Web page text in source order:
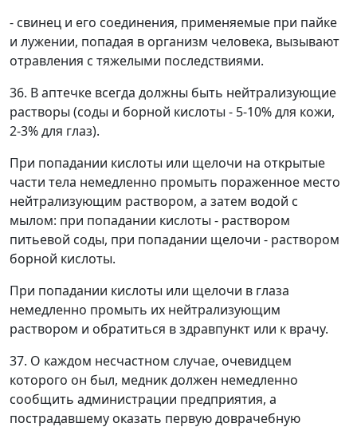
- свинец и его соединения, применяемые при пайке
и лужении, попадая в организм человека, вызывают
отравления с тяжелыми последствиями.
36. В аптечке всегда должны быть нейтрализующие
растворы (соды и борной кислоты - 5-10% для кожи,
2-3% для глаз).
При попадании кислоты или щелочи на открытые
части тела немедленно промыть пораженное место
нейтрализующим раствором, а затем водой с
мылом: при попадании кислоты - раствором
питьевой соды, при попадании щелочи - раствором
борной кислоты.
При попадании кислоты или щелочи в глаза
немедленно промыть их нейтрализующим
раствором и обратиться в здравпункт или к врачу.
37. О каждом несчастном случае, очевидцем
которого он был, медник должен немедленно
сообщить администрации предприятия, а
пострадавшему оказать первую доврачебную